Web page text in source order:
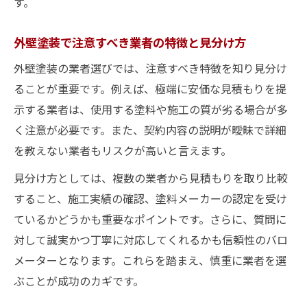
外壁塗装で注意すべき業者の特徴と見分け方
外壁塗装の業者選びでは、注意すべき特徴を知り見分け
ることが重要です。例えば、極端に安価な見積もりを提
示する業者は、使用する塗料や施工の質が劣る場合が多
く注意が必要です。また、契約内容の説明が曖昧で詳細
を教えない業者もリスクが高いと言えます。
見分け方としては、複数の業者から見積もりを取り比較
すること、施工実績の確認、塗料メーカーの認定を受け
ているかどうかも重要なポイントです。さらに、質問に
対して誠実かつ丁寧に対応してくれるかも信頼性のバロ
メーターとなります。これらを踏まえ、慎重に業者を選
ぶことが成功のカギです。